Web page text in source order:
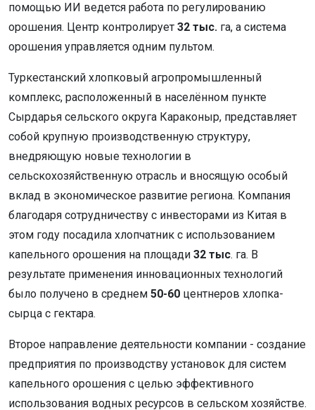
помощью ИИ ведется работа по регулированию
орошения. Центр контролирует 32 тыс. га, а система
орошения управляется одним пультом.
Туркестанский хлопковый агропромышленный
комплекс, расположенный в населённом пункте
Сырдарья сельского округа Караконыр, представляет
собой крупную производственную структуру,
внедряющую новые технологии в
сельскохозяйственную отрасль и вносящую особый
вклад в экономическое развитие региона. Компания
благодаря сотрудничеству с инвесторами из Китая в
этом году посадила хлопчатник с использованием
капельного орошения на площади 32 тыс. га. В
результате применения инновационных технологий
было получено в среднем 50-60 центнеров хлопка-
сырца с гектара.
Второе направление деятельности компании - создание
предприятия по производству установок для систем
капельного орошения с целью эффективного
использования водных ресурсов в сельском хозяйстве.